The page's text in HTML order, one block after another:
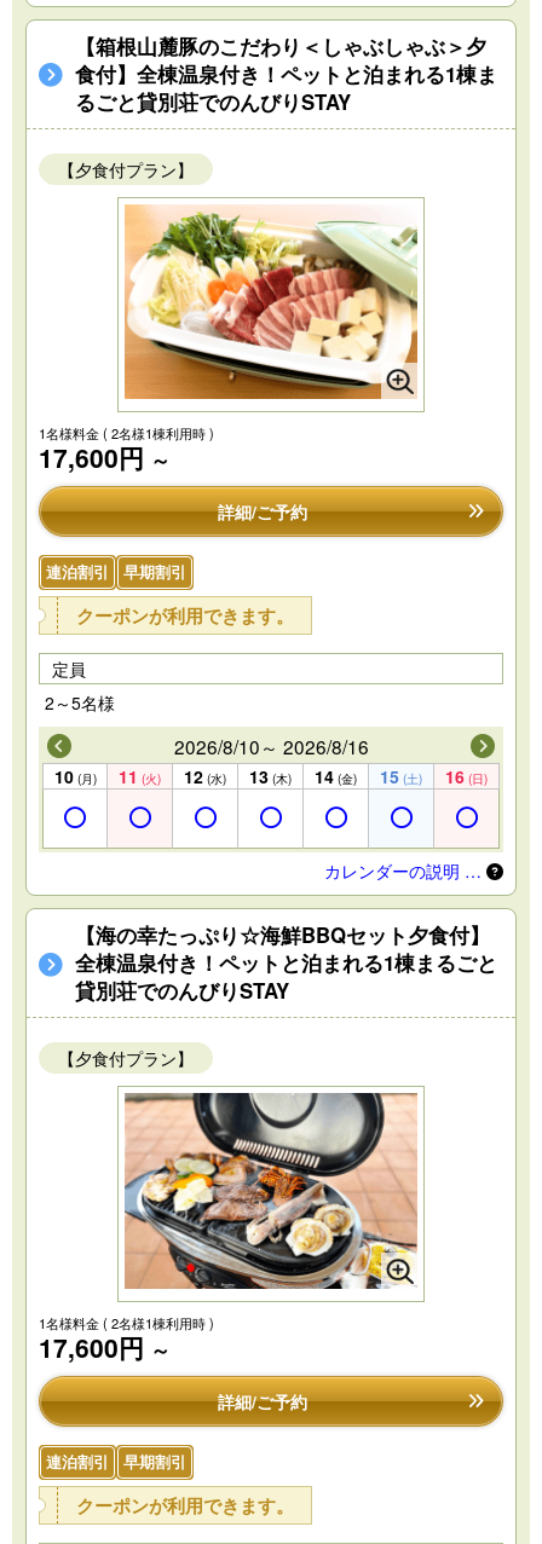
【箱根山麓豚のこだわり＜しゃぶしゃぶ＞夕
食付】全棟温泉付き！ペットと泊まれる1棟ま
るごと貸別荘でのんびりSTAY
【夕食付プラン】
1名様料金( 2名様1棟利用時 )
17,600円 ～
詳細/ご予約
連泊割引 早期割引
クーポンが利用できます。
定員
2～5名様
2026/8/10～ 2026/8/16
10 (月) 11 (火) 12 (水) 13 (木) 14 (金) 15 (土) 16 (日)
カレンダーの説明 …
【海の幸たっぷり☆海鮮BBQセット夕食付】
全棟温泉付き！ペットと泊まれる1棟まるごと
貸別荘でのんびりSTAY
【夕食付プラン】
1名様料金( 2名様1棟利用時 )
17,600円 ～
詳細/ご予約
連泊割引 早期割引
クーポンが利用できます。